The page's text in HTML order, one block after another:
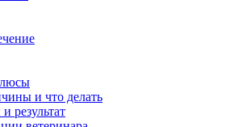
и что делать
результат